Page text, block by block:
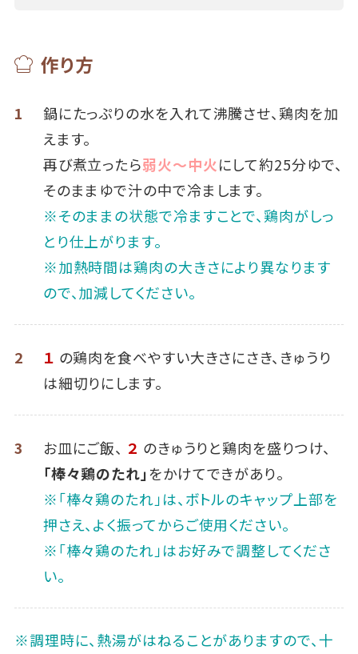
作り方
1
鍋にたっぷりの水を入れて沸騰させ、鶏肉を加
えます。
再び煮立ったら弱火～中火にして約25分ゆで、
そのままゆで汁の中で冷まします。
※そのままの状態で冷ますことで、鶏肉がしっ
とり仕上がります。
※加熱時間は鶏肉の大きさにより異なります
ので、加減してください。
2 １ の鶏肉を食べやすい大きさにさき、きゅうり
は細切りにします。
3 お皿にご飯、 ２ のきゅうりと鶏肉を盛りつけ、
「棒々鶏のたれ」をかけてできがあり。
※「棒々鶏のたれ」は、ボトルのキャップ上部を
押さえ、よく振ってからご使用ください。
※「棒々鶏のたれ」はお好みで調整してくださ
い。
※調理時に、熱湯がはねることがありますので、十